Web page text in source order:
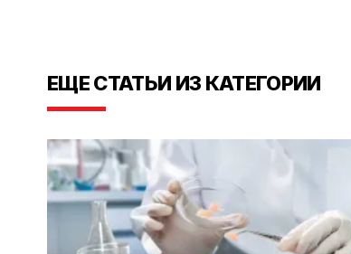
ЕЩЕ СТАТЬИ ИЗ КАТЕГОРИИ